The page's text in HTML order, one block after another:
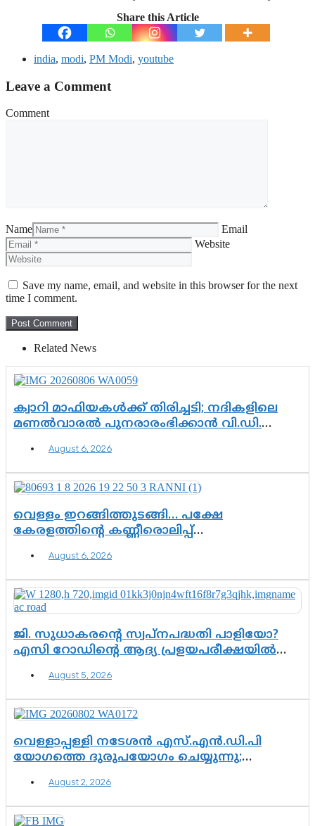
Share this Article
india, modi, PM Modi, youtube
Leave a Comment
Comment
Name
Email
Website
Save my name, email, and website in this browser for the next
time I comment.
Related News
ക്വാറി മാഫിയകൾക്ക് തിരിച്ചടി; നദികളിലെ
മണൽവാരൽ പുനരാരംഭിക്കാൻ വി.ഡി.
August 6, 2026
വെള്ളം ഇറങ്ങിത്തുടങ്ങി… പക്ഷേ
കേരളത്തിന്റെ കണ്ണീരൊലിപ്പ്
August 6, 2026
ജി. സുധാകരന്റെ സ്വപ്നപദ്ധതി പാളിയോ?
എസി റോഡിന്റെ ആദ്യ പ്രളയപരീക്ഷയിൽ
August 5, 2026
വെള്ളാപ്പള്ളി നടേശൻ എസ്.എൻ.ഡി.പി
യോഗത്തെ ദുരുപയോഗം ചെയ്യുന്നു;
വിഷവിത്ത്: ഗോകുലം ഗോപാലൻ
August 2, 2026